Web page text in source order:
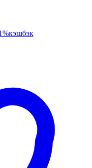
кэшбэк